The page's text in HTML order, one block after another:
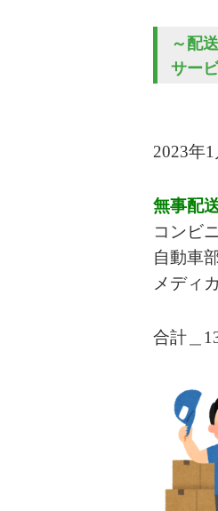
～配
サー
2023年
無事配
コンビ
自動車
メディ
合計＿